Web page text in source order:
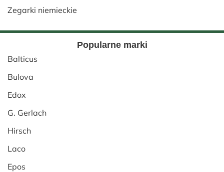
Zegarki niemieckie
Popularne marki
Balticus
Bulova
Edox
G. Gerlach
Hirsch
Laco
Epos